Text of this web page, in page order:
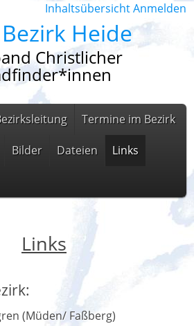
InhaltsübersichtAnmelden
Bezirk Heide
Christlicher
Termine im Bezirk
Bilder Dateien Links
Links
(Müden/ Faßberg)